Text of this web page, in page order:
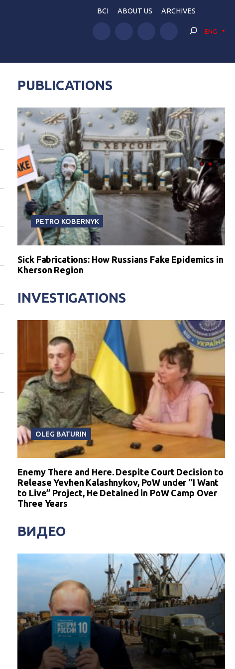
BCI ABOUT US ARCHIVES
ENG
PUBLICATIONS
PETRO KOBERNYK
Sick Fabrications: How Russians Fake Epidemics in
Kherson Region
INVESTIGATIONS
OLEG BATURIN
Enemy There and Here. Despite Court Decision to
Release Yevhen Kalashnykov, PoW under “I Want
to Live” Project, He Detained in PoW Camp Over
Three Years
ВИДЕО